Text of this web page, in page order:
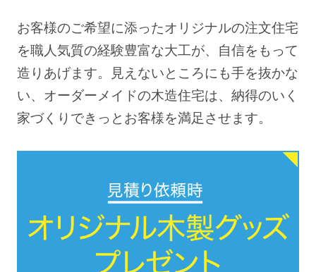
お客様のご希望に添ったオリジナルの注文住宅
を職人気質の経験豊富な大工が、自信をもって
造りあげます。見えないところにも手を抜かな
い、オーダーメイドの木造住宅は、納得のいく
家づくりできっとお客様を満足させます。